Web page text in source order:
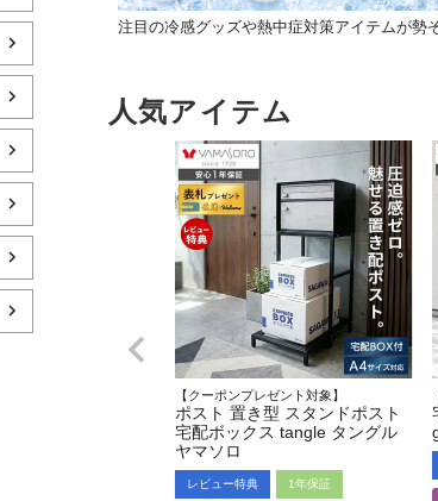
注目の冷感グッズや熱中症対策アイテムが勢
人気アイテム
【クーポンプレゼント対象】
ポスト 置き型 スタンドポスト
宅配ボックス tangle タングル
ヤマソロ
レビュー特典 1年保証